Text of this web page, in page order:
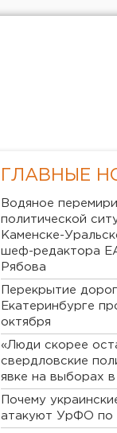
ГЛАВНЫЕ
Водяное
политической
Каменске-
шеф-редактора
Рябова
Перекрытие
Екатеринбурге
октября
«Люди скорее
свердловские
явке на выборах
Почему
атакуют УрФО по